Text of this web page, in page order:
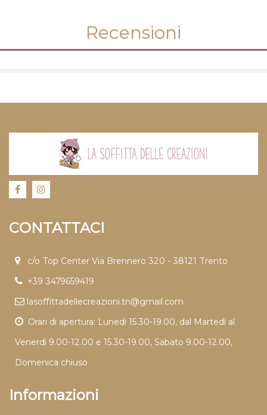
Recensioni
CONTATTACI
c/o Top Center Via Brennero 320 - 38121 Trento
+39 3479659419
lasoffittadellecreazioni.tn@gmail.com
Orari di apertura: Lunedi 15.30-19.00, dal Martedì al
Venerdì 9.00-12.00 e 15.30-19.00, Sabato 9.00-12.00,
Domenica chiuso
Informazioni